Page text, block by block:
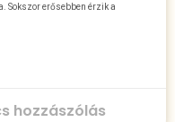
Sokszor erősebben érzik a
hozzászólás